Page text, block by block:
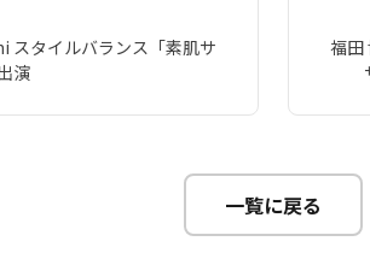
スタイルバランス「素肌サ
演
福田
一覧に戻る